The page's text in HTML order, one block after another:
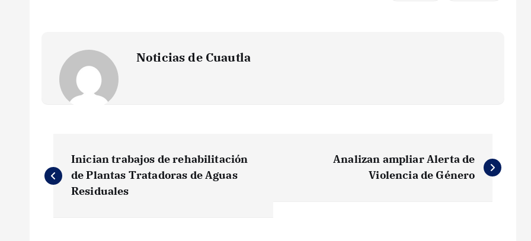
Noticias de Cuautla
a
Inician trabajos de rehabilitación
de Plantas Tratadoras de Aguas
Residuales
Analizan ampliar Alerta de
Violencia de Género